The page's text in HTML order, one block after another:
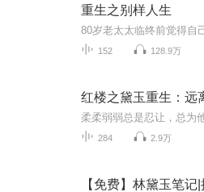
重生之别样人生
152 128.9万
红楼之黛玉重生：远
284 2.9万